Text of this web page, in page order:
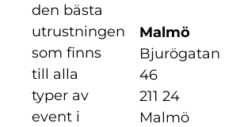
den bästa
utrustningen
som finns
till alla
typer av
event i
Malmö
Bjurögatan
46
211 24
Malmö